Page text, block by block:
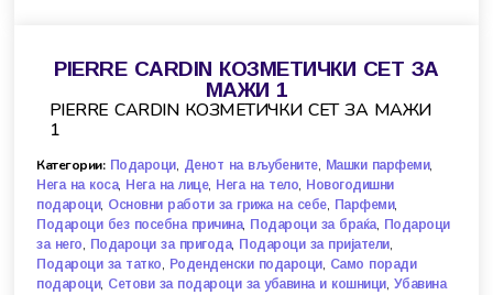
PIERRE CARDIN КОЗМЕТИЧКИ СЕТ ЗА
МАЖИ 1
PIERRE CARDIN КОЗМЕТИЧКИ СЕТ ЗА МАЖИ
1
Категории: Подароци, Денот на вљубените, Машки парфеми,
Нега на коса, Нега на лице, Нега на тело, Новогодишни
подароци, Основни работи за грижа на себе, Парфеми,
Подароци без посебна причина, Подароци за браќа, Подароци
за него, Подароци за пригода, Подароци за пријатели,
Подароци за татко, Роденденски подароци, Само поради
подароци, Сетови за подароци за убавина и кошници, Убавина